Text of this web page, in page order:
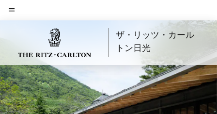
Skip
toメニューのテキスト
ザ・リッツ・カール
トン日光